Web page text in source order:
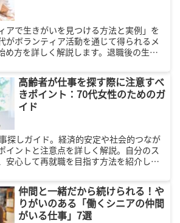
アで生きがいを見つける方法と実例」を
がボランティア活動を通じて得られるメ
め方を詳しく解説します。退職後の生き
高齢者が仕事を探す際に注意すべ
きポイント：70代女性のためのガ
イド
探しガイド。経済的安定や社会的つなが
イントと注意点を詳しく解説。自分のス
安心して再就職を目指す方法を紹介しま
仲間と一緒だから続けられる！や
りがいのある「働くシニアの仲間
がいる仕事」7選